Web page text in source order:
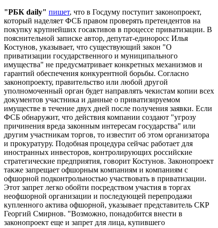
"РБК daily" пишет, что в Госдуму поступит законопроект,
который наделяет ФСБ правом проверять претендентов на
покупку крупнейших госактивов в процессе приватизации. В
пояснительной записке автор, депутат-единоросс Илья
Костунов, указывает, что существующий закон "О
приватизации государственного и муниципального
имущества" не предусматривает конкретных механизмов и
гарантий обеспечения конкурентной борьбы. Согласно
законопроекту, правительство или любой другой
уполномоченный орган будет направлять чекистам копии всех
документов участника и данные о приватизируемом
имуществе в течение двух дней после получения заявки. Если
ФСБ обнаружит, что действия компании создают "угрозу
причинения вреда законным интересам государства" или
другим участникам торгов, то известит об этом организатора
и прокуратуру. Подобная процедура сейчас работает для
иностранных инвесторов, контролирующих российские
стратегические предприятия, говорит Костунов. Законопроект
также запрещает офшорным компаниям и компаниям с
офшорной подконтрольностью участвовать в приватизации.
Этот запрет легко обойти посредством участия в торгах
неофшорной организации и последующей перепродажи
купленного актива офшорной, указывает представитель СКР
Георгий Смирнов. "Возможно, понадобится внести в
законопроект еще и запрет для лица, купившего